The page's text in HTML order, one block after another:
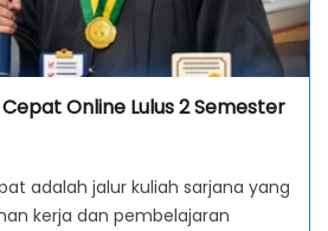
Cepat Online Lulus 2 Semester
adalah jalur kuliah sarjana yang
kerja dan pembelajaran